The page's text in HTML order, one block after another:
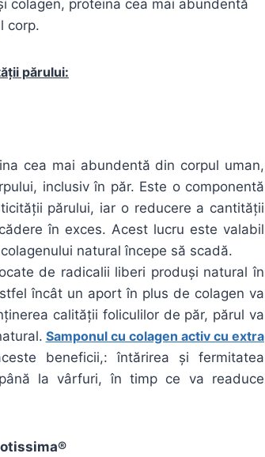
colagen, proteina cea mai abundentă
corp.
părului:
cea mai abundentă din corpul uman,
inclusiv în păr. Este o componentă
părului, iar o reducere a cantității
în exces. Acest lucru este valabil
natural începe să scadă.
de radicalii liberi produși natural în
încât un aport în plus de colagen va
calității foliculilor de păr, părul va
Samponul cu colagen activ cu extra
beneficii,: întărirea și fermitatea
la vârfuri, în timp ce va readuce